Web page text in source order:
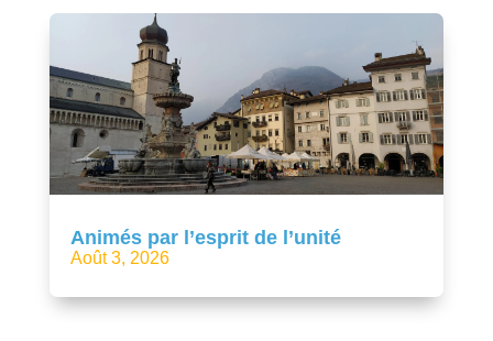
Animés par l’esprit de l’unité
Août 3, 2026